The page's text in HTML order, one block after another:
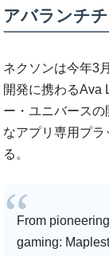
アバランチ
ネクソンは今年3
開発に携わるAva
ー・ユニバース
なアプリ専用プ
る。
From
gaming: